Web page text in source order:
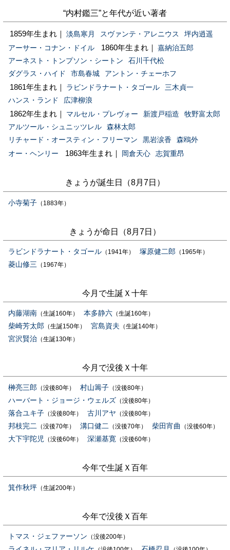
“内村鑑三”と年代が近い著者
1859年生まれ｜ 淡島寒月 スヴァンテ・アレニウス
坪内逍遥
アーサー・コナン・ドイル
1860年生まれ｜
嘉納治五郎
アーネスト・トンプソン・シートン
石川千代松
ダグラス・ハイド
市島春城 アントン・チェーホフ
1861年生まれ｜ ラビンドラナート・タゴール
三木貞一
ハンス・ランド
広津柳浪
1862年生まれ｜ マルセル・プレヴォー 新渡戸稲造
牧野富太郎
アルツール・シュニッツレル
森林太郎
リチャード・オースティン・フリーマン
黒岩涙香
森鴎外
オー・ヘンリー
1863年生まれ｜ 岡倉天心 志賀重昂
きょうが誕生日（8月7日）
小寺菊子 （1883年）
きょうが命日（8月7日）
ラビンドラナート・タゴール （1941年） 塚原健二郎 （1965年）
菱山修三 （1967年）
今月で生誕Ｘ十年
内藤湖南 （生誕160年） 本多静六 （生誕160年）
柴崎芳太郎 （生誕150年） 宮島資夫 （生誕140年）
宮沢賢治 （生誕130年）
今月で没後Ｘ十年
榊亮三郎 （没後80年） 村山籌子 （没後80年）
ハーバート・ジョージ・ウェルズ （没後80年）
落合ユキ子 （没後80年） 古川アヤ （没後80年）
邦枝完二 （没後70年） 溝口健二 （没後70年） 柴田宵曲 （没後60年）
大下宇陀児 （没後60年） 深瀬基寛 （没後60年）
今年で生誕Ｘ百年
箕作秋坪 （生誕200年）
今年で没後Ｘ百年
トマス・ジェファーソン （没後200年）